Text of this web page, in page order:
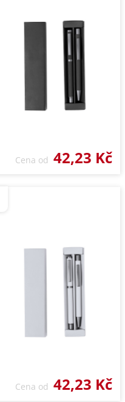
Cena od 42,23 Kč
Cena od 42,23 Kč